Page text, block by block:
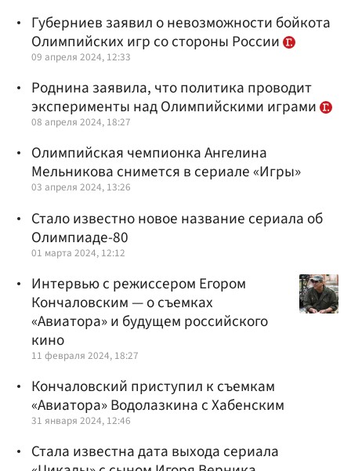
Губерниев заявил о невозможности бойкота
Олимпийских игр со стороны России
09 апреля 2024, 12:33
Роднина заявила, что политика проводит
эксперименты над Олимпийскими играми
08 апреля 2024, 18:27
Олимпийская чемпионка Ангелина
Мельникова снимется в сериале «Игры»
03 апреля 2024, 13:26
Стало известно новое название сериала об
Олимпиаде-80
01 марта 2024, 12:12
Интервью с режиссером Егором
Кончаловским — о съемках
«Авиатора» и будущем российского
кино
11 февраля 2024, 18:27
Кончаловский приступил к съемкам
«Авиатора» Водолазкина с Хабенским
31 января 2024, 12:46
Стала известна дата выхода сериала